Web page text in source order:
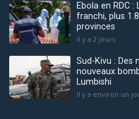
Ebola en RDC
franchi, plus
provinces
Il y a 2 jours
Sud-Kivu : Des
nouveaux
Lumbishi
Il y a environ un